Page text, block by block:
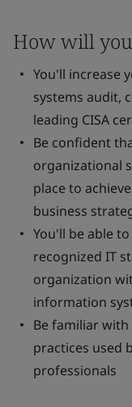
How will
You'll increase
systems audit,
leading CISA
Be confident
organizational
place to
business
You'll be able
recognized IT
organization
information
Be familiar
practices used
professionals